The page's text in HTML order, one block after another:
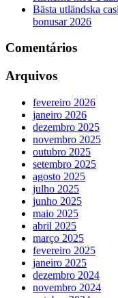
Bästa utländska
bonusar 2026
Comentários
Arquivos
fevereiro 2026
janeiro 2026
dezembro 2025
novembro 2025
outubro 2025
setembro 2025
agosto 2025
julho 2025
junho 2025
maio 2025
abril 2025
março 2025
fevereiro 2025
janeiro 2025
dezembro 2024
novembro 2024